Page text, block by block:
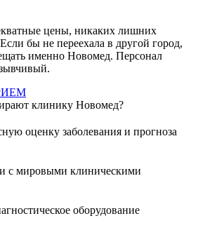
цены, никаких лишних
бы не переехала в другой город,
именно Новомед. Персонал
клинику Новомед?
оценку заболевания и прогноза
с мировыми клиническими
оборудование